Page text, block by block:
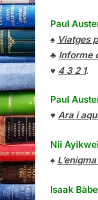
Paul
♠ Viatges
♣ Informe
♥ 4 3 2 1.
Paul
♥ Ara i
Nii
♠
Isaak